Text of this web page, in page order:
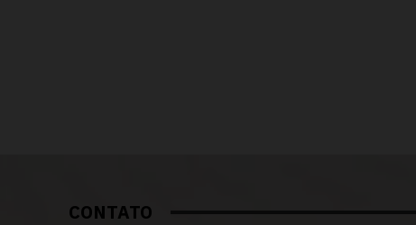
CONTATO